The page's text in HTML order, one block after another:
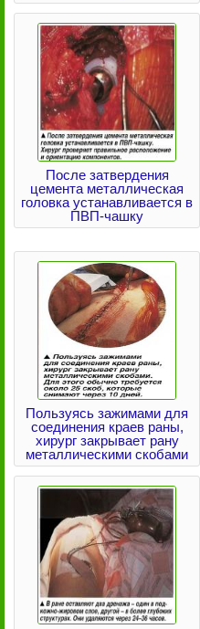
После затвердения
цемента металлическая
головка устанавливается в
ПВП-чашку
Пользуясь зажимами для
соединения краев раны,
хирург закрывает рану
металлическими скобами